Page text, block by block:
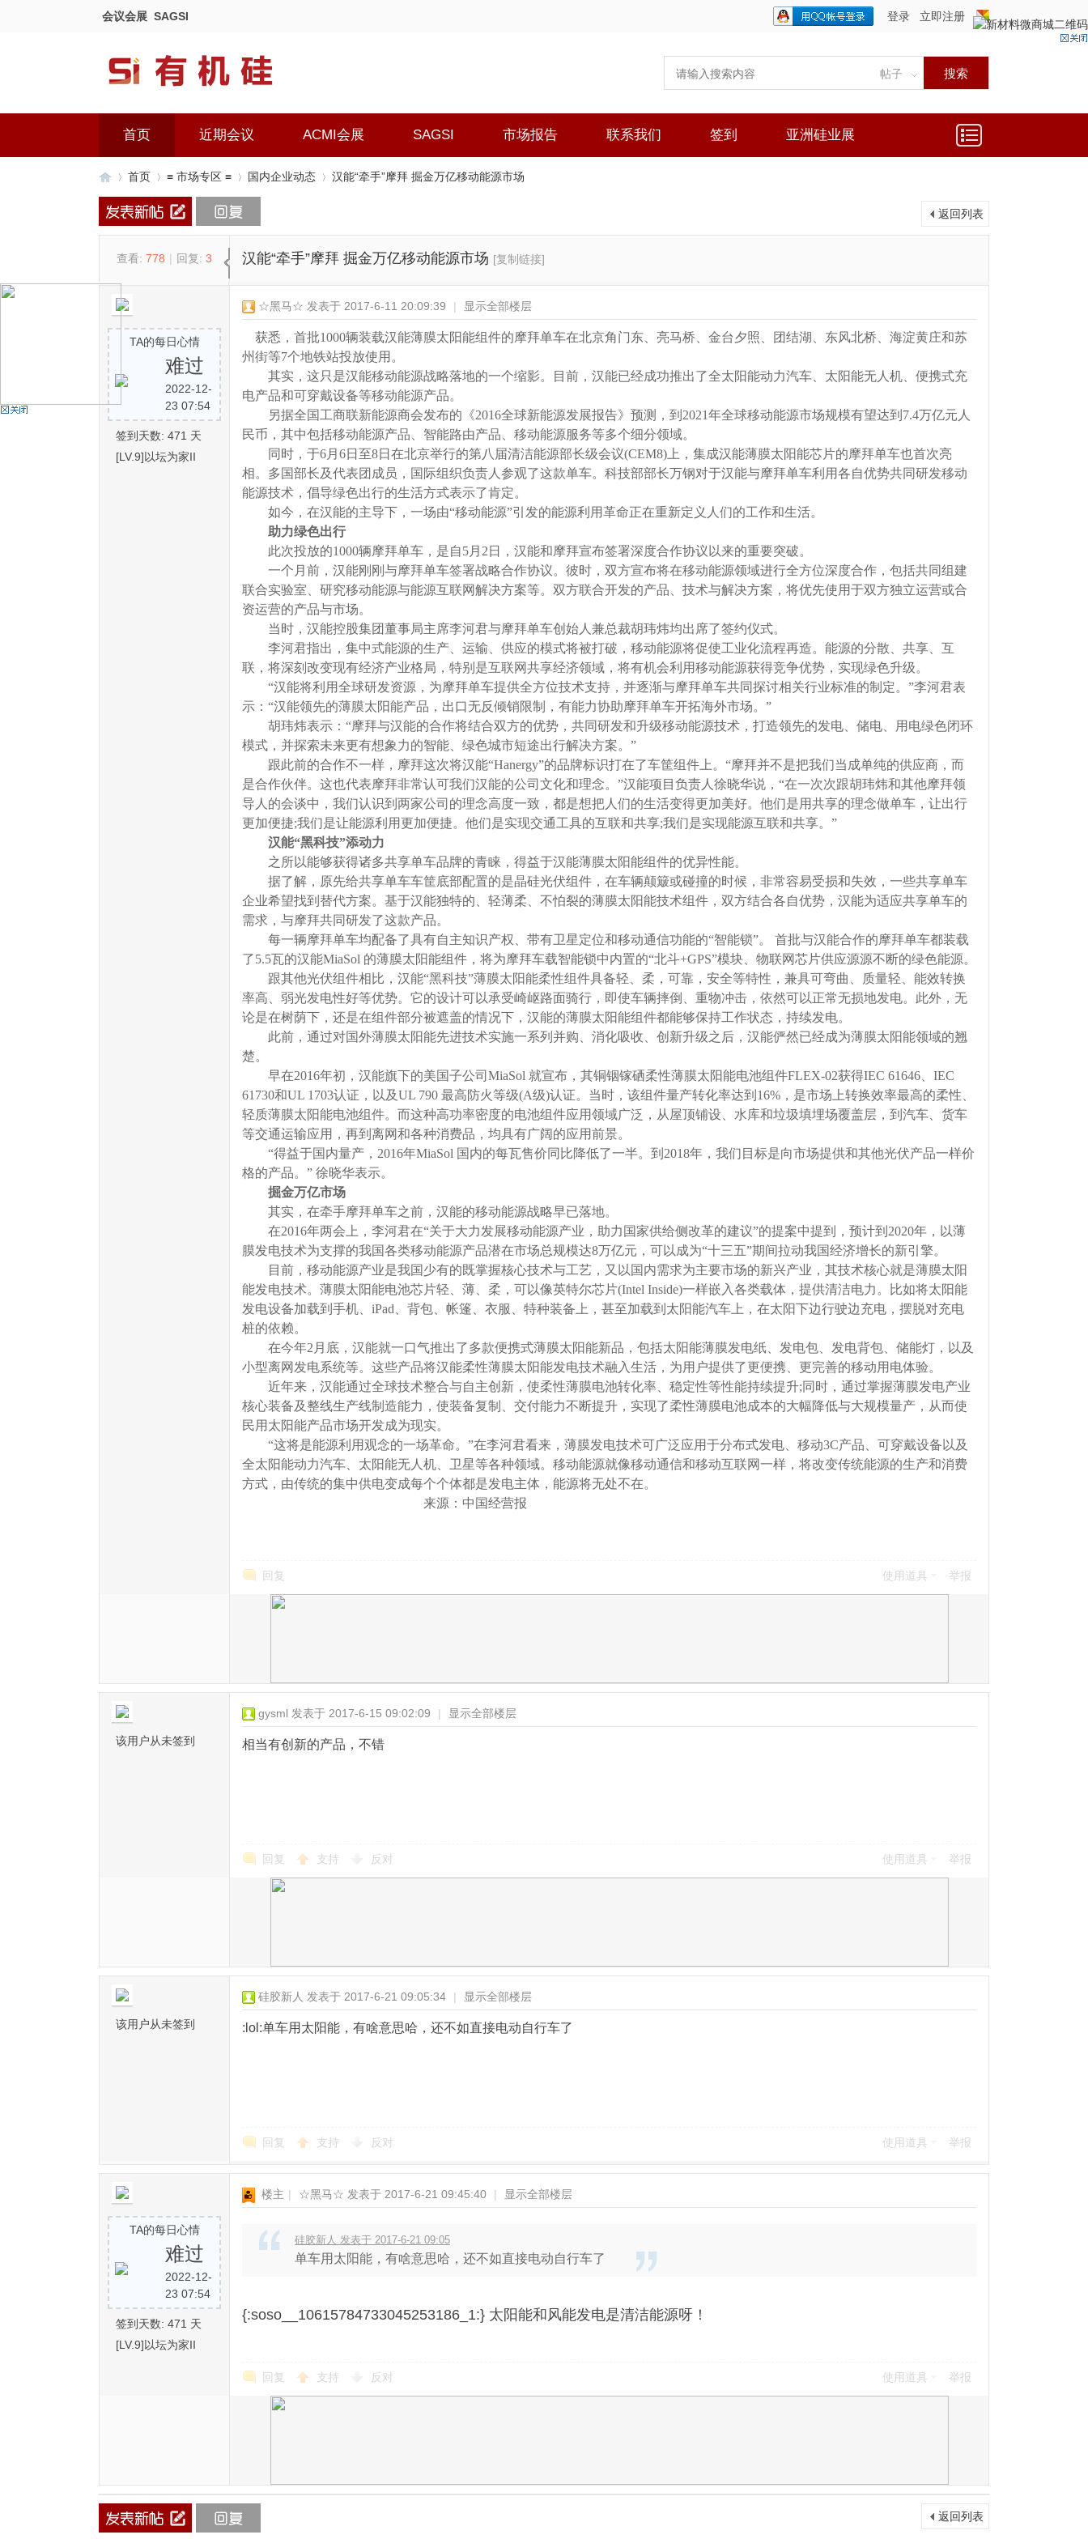
会议会展 SAGSI 登录
立即注册
帖子 搜索
首页 近期会议 ACMI会展 SAGSI 市场报告 联系我们 签到 亚洲硅业展
机
首页 ≡ 市场专区 ≡ 国内企业动态 汉能“牵手”摩拜 掘金万亿移动能源市场
返回列表
查看: 778 | 回复: 3 汉能“牵手”摩拜 掘金万亿移动能源市场 [复制链接]
TA的每日心情
难过
2022-12-
23 07:54
签到天数: 471 天
[LV.9]以坛为家II
☆黑马☆ 发表于 2017-6-11 20:09:39 | 显示全部楼层
获悉，首批1000辆装载汉能薄膜太阳能组件的摩拜单车在北京角门东、亮马桥、金台夕照、团结湖、东风北桥、海淀黄庄和苏
州街等7个地铁站投放使用。
其实，这只是汉能移动能源战略落地的一个缩影。目前，汉能已经成功推出了全太阳能动力汽车、太阳能无人机、便携式充
电产品和可穿戴设备等移动能源产品。
另据全国工商联新能源商会发布的《2016全球新能源发展报告》预测，到2021年全球移动能源市场规模有望达到7.4万亿元人
民币，其中包括移动能源产品、智能路由产品、移动能源服务等多个细分领域。
同时，于6月6日至8日在北京举行的第八届清洁能源部长级会议(CEM8)上，集成汉能薄膜太阳能芯片的摩拜单车也首次亮
相。多国部长及代表团成员，国际组织负责人参观了这款单车。科技部部长万钢对于汉能与摩拜单车利用各自优势共同研发移动
能源技术，倡导绿色出行的生活方式表示了肯定。
如今，在汉能的主导下，一场由“移动能源”引发的能源利用革命正在重新定义人们的工作和生活。
助力绿色出行
此次投放的1000辆摩拜单车，是自5月2日，汉能和摩拜宣布签署深度合作协议以来的重要突破。
一个月前，汉能刚刚与摩拜单车签署战略合作协议。彼时，双方宣布将在移动能源领域进行全方位深度合作，包括共同组建
联合实验室、研究移动能源与能源互联网解决方案等。双方联合开发的产品、技术与解决方案，将优先使用于双方独立运营或合
资运营的产品与市场。
当时，汉能控股集团董事局主席李河君与摩拜单车创始人兼总裁胡玮炜均出席了签约仪式。
李河君指出，集中式能源的生产、运输、供应的模式将被打破，移动能源将促使工业化流程再造。能源的分散、共享、互
联，将深刻改变现有经济产业格局，特别是互联网共享经济领域，将有机会利用移动能源获得竞争优势，实现绿色升级。
“汉能将利用全球研发资源，为摩拜单车提供全方位技术支持，并逐渐与摩拜单车共同探讨相关行业标准的制定。”李河君表
示：“汉能领先的薄膜太阳能产品，出口无反倾销限制，有能力协助摩拜单车开拓海外市场。”
胡玮炜表示：“摩拜与汉能的合作将结合双方的优势，共同研发和升级移动能源技术，打造领先的发电、储电、用电绿色闭环
模式，并探索未来更有想象力的智能、绿色城市短途出行解决方案。”
跟此前的合作不一样，摩拜这次将汉能“Hanergy”的品牌标识打在了车筐组件上。“摩拜并不是把我们当成单纯的供应商，而
是合作伙伴。这也代表摩拜非常认可我们汉能的公司文化和理念。”汉能项目负责人徐晓华说，“在一次次跟胡玮炜和其他摩拜领
导人的会谈中，我们认识到两家公司的理念高度一致，都是想把人们的生活变得更加美好。他们是用共享的理念做单车，让出行
更加便捷;我们是让能源利用更加便捷。他们是实现交通工具的互联和共享;我们是实现能源互联和共享。”
汉能“黑科技”添动力
之所以能够获得诸多共享单车品牌的青睐，得益于汉能薄膜太阳能组件的优异性能。
据了解，原先给共享单车车筐底部配置的是晶硅光伏组件，在车辆颠簸或碰撞的时候，非常容易受损和失效，一些共享单车
企业希望找到替代方案。基于汉能独特的、轻薄柔、不怕裂的薄膜太阳能技术组件，双方结合各自优势，汉能为适应共享单车的
需求，与摩拜共同研发了这款产品。
每一辆摩拜单车均配备了具有自主知识产权、带有卫星定位和移动通信功能的“智能锁”。 首批与汉能合作的摩拜单车都装载
了5.5瓦的汉能MiaSol 的薄膜太阳能组件，将为摩拜车载智能锁中内置的“北斗+GPS”模块、物联网芯片供应源源不断的绿色能源。
跟其他光伏组件相比，汉能“黑科技”薄膜太阳能柔性组件具备轻、柔，可靠，安全等特性，兼具可弯曲、质量轻、能效转换
率高、弱光发电性好等优势。它的设计可以承受崎岖路面骑行，即使车辆摔倒、重物冲击，依然可以正常无损地发电。此外，无
论是在树荫下，还是在组件部分被遮盖的情况下，汉能的薄膜太阳能组件都能够保持工作状态，持续发电。
此前，通过对国外薄膜太阳能先进技术实施一系列并购、消化吸收、创新升级之后，汉能俨然已经成为薄膜太阳能领域的翘
楚。
早在2016年初，汉能旗下的美国子公司MiaSol 就宣布，其铜铟镓硒柔性薄膜太阳能电池组件FLEX-02获得IEC 61646、IEC
61730和UL 1703认证，以及UL 790 最高防火等级(A级)认证。当时，该组件量产转化率达到16%，是市场上转换效率最高的柔性、
轻质薄膜太阳能电池组件。而这种高功率密度的电池组件应用领域广泛，从屋顶铺设、水库和垃圾填埋场覆盖层，到汽车、货车
等交通运输应用，再到离网和各种消费品，均具有广阔的应用前景。
“得益于国内量产，2016年MiaSol 国内的每瓦售价同比降低了一半。到2018年，我们目标是向市场提供和其他光伏产品一样价
格的产品。” 徐晓华表示。
掘金万亿市场
其实，在牵手摩拜单车之前，汉能的移动能源战略早已落地。
在2016年两会上，李河君在“关于大力发展移动能源产业，助力国家供给侧改革的建议”的提案中提到，预计到2020年，以薄
膜发电技术为支撑的我国各类移动能源产品潜在市场总规模达8万亿元，可以成为“十三五”期间拉动我国经济增长的新引擎。
目前，移动能源产业是我国少有的既掌握核心技术与工艺，又以国内需求为主要市场的新兴产业，其技术核心就是薄膜太阳
能发电技术。薄膜太阳能电池芯片轻、薄、柔，可以像英特尔芯片(Intel Inside)一样嵌入各类载体，提供清洁电力。比如将太阳能
发电设备加载到手机、iPad、背包、帐篷、衣服、特种装备上，甚至加载到太阳能汽车上，在太阳下边行驶边充电，摆脱对充电
桩的依赖。
在今年2月底，汉能就一口气推出了多款便携式薄膜太阳能新品，包括太阳能薄膜发电纸、发电包、发电背包、储能灯，以及
小型离网发电系统等。这些产品将汉能柔性薄膜太阳能发电技术融入生活，为用户提供了更便携、更完善的移动用电体验。
近年来，汉能通过全球技术整合与自主创新，使柔性薄膜电池转化率、稳定性等性能持续提升;同时，通过掌握薄膜发电产业
核心装备及整线生产线制造能力，使装备复制、交付能力不断提升，实现了柔性薄膜电池成本的大幅降低与大规模量产，从而使
民用太阳能产品市场开发成为现实。
“这将是能源利用观念的一场革命。”在李河君看来，薄膜发电技术可广泛应用于分布式发电、移动3C产品、可穿戴设备以及
全太阳能动力汽车、太阳能无人机、卫星等各种领域。移动能源就像移动通信和移动互联网一样，将改变传统能源的生产和消费
方式，由传统的集中供电变成每个个体都是发电主体，能源将无处不在。
来源：中国经营报
回复 使用道具 举报
该用户从未签到
gysml 发表于 2017-6-15 09:02:09 | 显示全部楼层
相当有创新的产品，不错
回复 支持 反对 使用道具 举报
该用户从未签到
硅胶新人 发表于 2017-6-21 09:05:34 | 显示全部楼层
:lol:单车用太阳能，有啥意思哈，还不如直接电动自行车了
回复 支持 反对 使用道具 举报
TA的每日心情
难过
2022-12-
23 07:54
签到天数: 471 天
[LV.9]以坛为家II
楼主 | ☆黑马☆ 发表于 2017-6-21 09:45:40 | 显示全部楼层
硅胶新人 发表于 2017-6-21 09:05
单车用太阳能，有啥意思哈，还不如直接电动自行车了
{:soso__10615784733045253186_1:} 太阳能和风能发电是清洁能源呀！
回复 支持 反对 使用道具 举报
返回列表